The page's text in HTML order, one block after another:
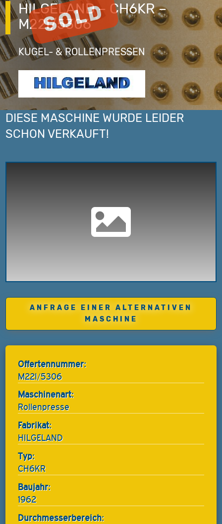
HILGELAND – CH6KR –
M22I/5306
KUGEL- & ROLLENPRESSEN
DIESE MASCHINE WURDE LEIDER
SCHON VERKAUFT!
ANFRAGE EINER ALTERNATIVEN
MASCHINE
Offertennummer:
M22I/5306
Maschinenart:
Rollenpresse
Fabrikat:
HILGELAND
Typ:
CH6KR
Baujahr:
1962
Durchmesserbereich: